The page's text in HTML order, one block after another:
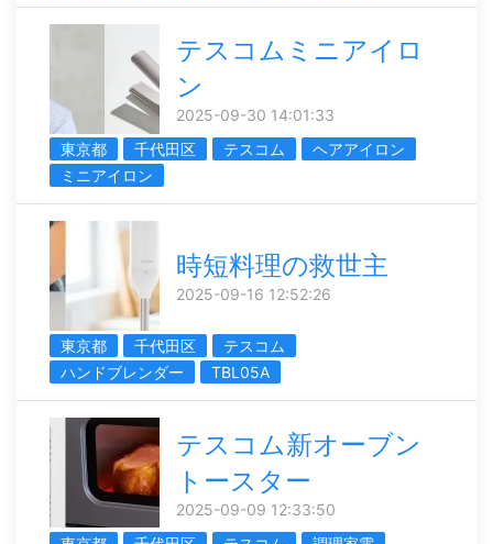
テスコムミニアイロ
ン
2025-09-30 14:01:33
東京都
千代田区 テスコム
ヘアアイロン
ミニアイロン
時短料理の救世主
2025-09-16 12:52:26
東京都 千代田区
テスコム
ハンドブレンダー
TBL05A
テスコム新オーブン
トースター
2025-09-09 12:33:50